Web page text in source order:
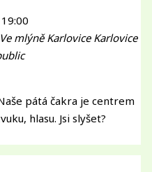
19:00
mlýně Karlovice Karlovice
pátá čakra je centrem
hlasu. Jsi slyšet?